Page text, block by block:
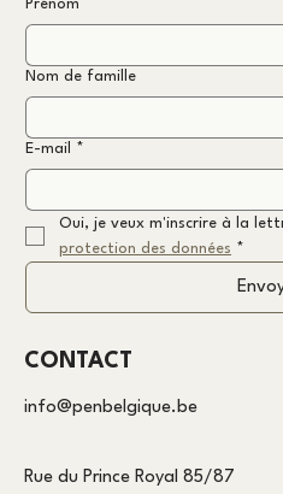
Prénom
Nom de famille
E-mail *
Oui, je veux m'inscrire à la
protection des données *
CONTACT
info@penbelgique.be
Rue du Prince Royal 85/87